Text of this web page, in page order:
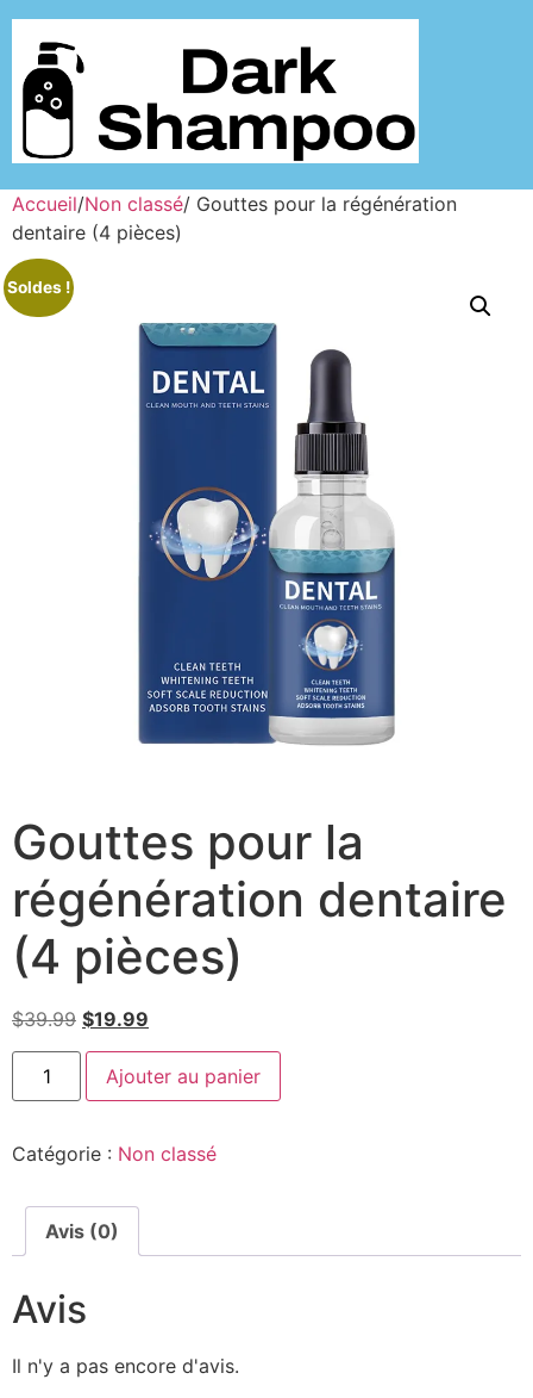
Accueil/Non classé/ Gouttes pour la régénération
dentaire (4 pièces)
Soldes !
Gouttes pour la
régénération dentaire
(4 pièces)
$39.99 $19.99
Ajouter au panier
Catégorie : Non classé
Avis (0)
Avis
Il n'y a pas encore d'avis.